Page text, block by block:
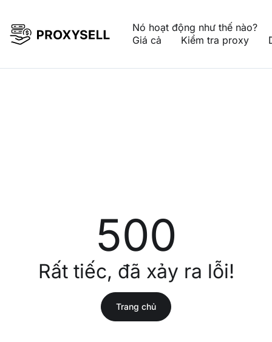
Nó hoạt động như thế nào?
Giá cả
Kiểm tra proxy
500
Rất tiếc, đã xảy ra lỗi!
Trang chủ